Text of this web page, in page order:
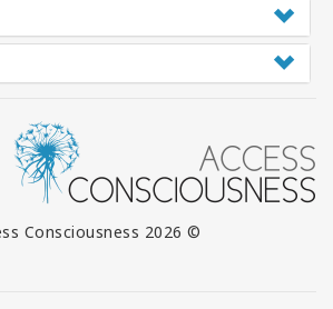
© 2026 Access Consciousness